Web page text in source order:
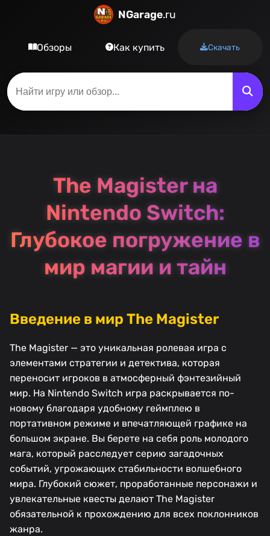
NGarage.ru
Обзоры Как купить Скачать
The Magister на
Nintendo Switch:
Глубокое погружение в
мир магии и тайн
Введение в мир The Magister
The Magister — это уникальная ролевая игра с
элементами стратегии и детектива, которая
переносит игроков в атмосферный фэнтезийный
мир. На Nintendo Switch игра раскрывается по-
новому благодаря удобному геймплею в
портативном режиме и впечатляющей графике на
большом экране. Вы берете на себя роль молодого
мага, который расследует серию загадочных
событий, угрожающих стабильности волшебного
мира. Глубокий сюжет, проработанные персонажи и
увлекательные квесты делают The Magister
обязательной к прохождению для всех поклонников
жанра.